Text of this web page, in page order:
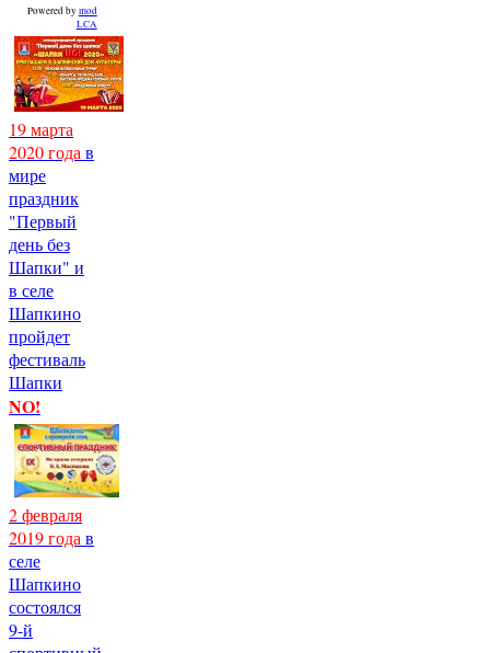
Powered by mod
LCA
19 марта
2020 года в
мире
праздник
"Первый
день без
Шапки" и
в селе
Шапкино
пройдет
фестиваль
Шапки
NO!
2 февраля
2019 года в
селе
Шапкино
состоялся
9-й